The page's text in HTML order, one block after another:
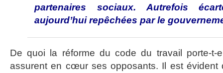
partenaires sociaux. Autrefois
aujourd’hui repêchées par le
De quoi la réforme du code du travail porte-t-
assurent en cœur ses opposants. Il est évident